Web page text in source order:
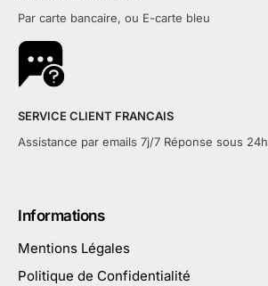
Par carte bancaire, ou E-carte bleu
SERVICE CLIENT FRANCAIS
Assistance par emails 7j/7 Réponse sous 24h
Informations
Mentions Légales
Politique de Confidentialité